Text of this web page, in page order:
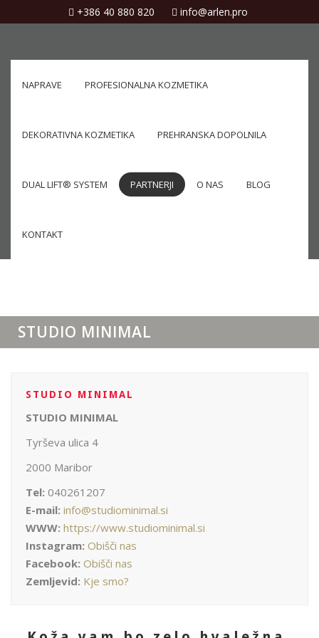
+386 40 880 820 info@arlen.pro
NAPRAVE PROFESIONALNA KOZMETIKA
DEKORATIVNA KOZMETIKA PREHRANSKA DOPOLNILA
DUAL LIFT® SYSTEM PARTNERJI O NAS BLOG
KONTAKT
STUDIO MINIMAL
STUDIO MINIMAL
STUDIO MINIMAL
Tyrševa ulica 4
2000 Maribor
Tel: 040261207
E-mail: info@studiominimal.si
WWW: https://www.studiominimal.si
Instagram: Obišči nas
Facebook: Obišči nas
Zemljevid: Kje smo?